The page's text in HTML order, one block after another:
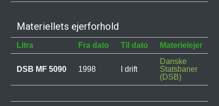
Materiellets ejerforhold
Litra Fra dato Til dato Materielejer
DSB MF 5090 1998 I drift
Danske
Statsbaner
(DSB)